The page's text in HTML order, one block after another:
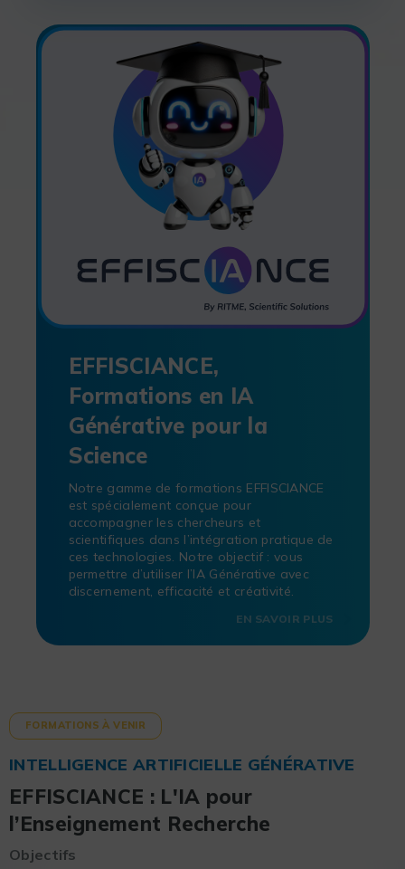
EFFISCIANCE,
Formations en IA
Générative pour la
Science
Notre gamme de formations EFFISCIANCE
est spécialement conçue pour
accompagner les chercheurs et
scientifiques dans l’intégration pratique de
ces technologies. Notre objectif : vous
permettre d’utiliser l’IA Générative avec
discernement, efficacité et créativité.
EN SAVOIR PLUS
FORMATIONS À VENIR
INTELLIGENCE ARTIFICIELLE GÉNÉRATIVE
EFFISCIANCE : L'IA pour
l’Enseignement Recherche
Objectifs